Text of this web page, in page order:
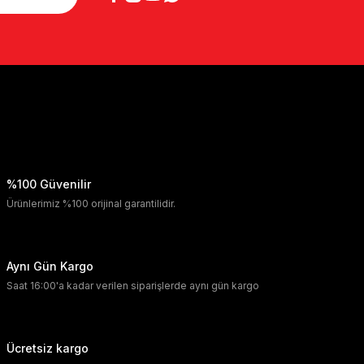
%100 Güvenilir
Ürünlerimiz %100 orijinal garantilidir.
Aynı Gün Kargo
Saat 16:00'a kadar verilen siparişlerde aynı gün kargo
Ücretsiz kargo